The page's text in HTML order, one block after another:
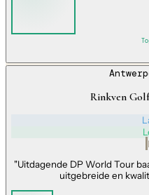
Rinkven
"Uitdagende DP World Tour
uitgebreide en